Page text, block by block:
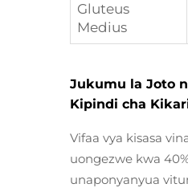
Gluteus
Medius
Jukumu la Joto
Kipindi cha
Vifaa vya kisasa
uongezwe kwa
unaponyanyua